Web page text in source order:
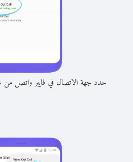
حدد جهة الاتصال في فايبر واتصل من